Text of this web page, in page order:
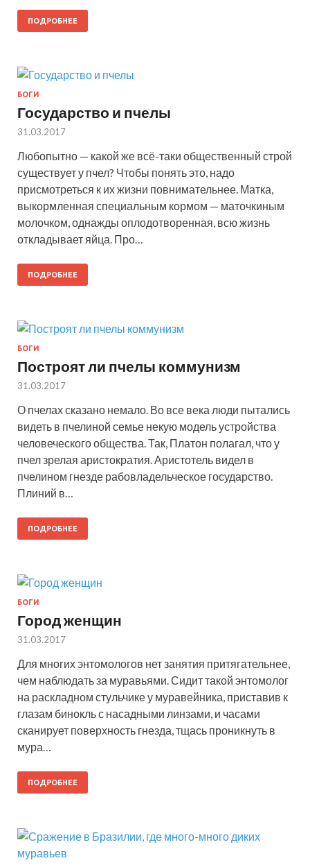
ПОДРОБНЕЕ
БОГИ
Государство и пчелы
31.03.2017
Любопытно — какой же всё-таки общественный строй
существует у пчел? Чтобы понять это, надо
присмотреться к их жизни повнимательнее. Матка,
выкормленная специальным кормом — маточкиным
молочком, однажды оплодотворенная, всю жизнь
откладывает яйца. Про…
ПОДРОБНЕЕ
БОГИ
Построят ли пчелы коммунизм
31.03.2017
О пчелах сказано немало. Во все века люди пытались
видеть в пчелиной семье некую модель устройства
человеческого общества. Так, Платон полагал, что у
пчел зрелая аристократия. Аристотель видел в
пчелином гнезде рабовладельческое государство.
Плиний в…
ПОДРОБНЕЕ
БОГИ
Город женщин
31.03.2017
Для многих энтомологов нет занятия притягательнее,
чем наблюдать за муравьями. Сидит такой энтомолог
на раскладном стульчике у муравейника, приставив к
глазам бинокль с насадными линзами, и часами
сканирует поверхность гнезда, тщась проникнуть в
мура…
ПОДРОБНЕЕ